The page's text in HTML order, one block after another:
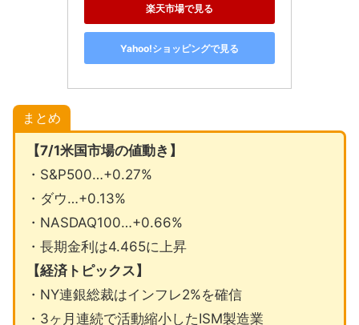
楽天市場で見る
Yahoo!ショッピングで見る
まとめ
【7/1米国市場の値動き】
・S&P500…+0.27%
・ダウ…+0.13%
・NASDAQ100…+0.66%
・長期金利は4.465に上昇
【経済トピックス】
・NY連銀総裁はインフレ2%を確信
・3ヶ月連続で活動縮小したISM製造業